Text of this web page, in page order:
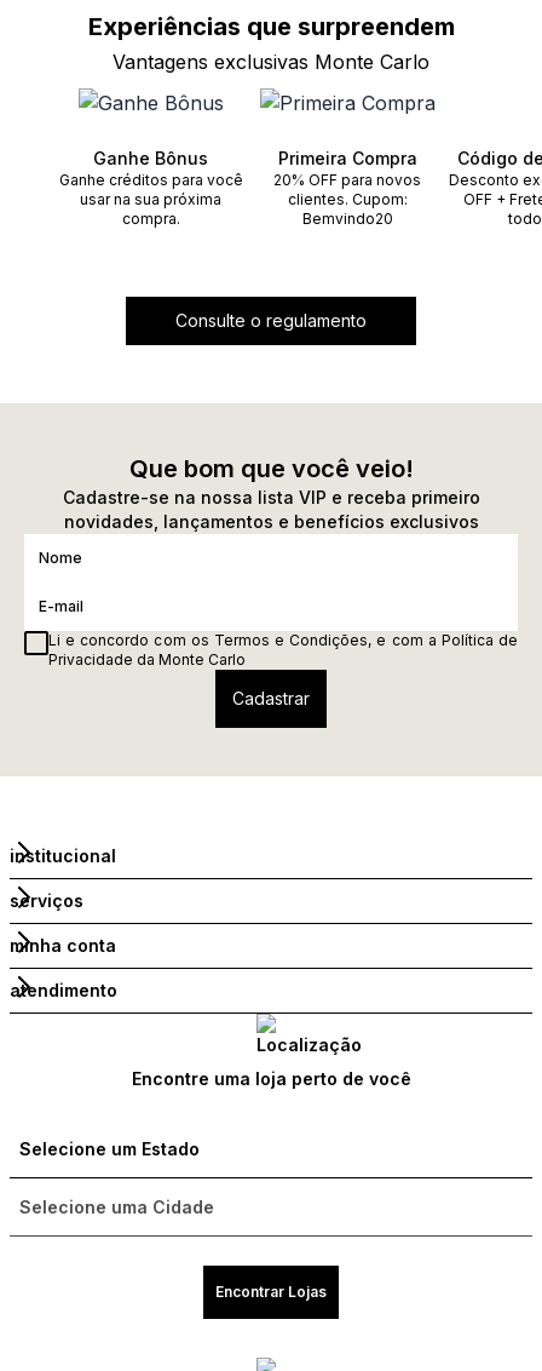
Experiências que surpreendem
Vantagens exclusivas Monte Carlo
Ganhe Bônus
Ganhe créditos para você
usar na sua próxima
compra.
Primeira Compra
20% OFF para novos
clientes. Cupom:
Bemvindo20
Código
Desconto
OFF +
Consulte o regulamento
Que bom que você veio!
Cadastre-se na nossa lista VIP e receba primeiro
novidades, lançamentos e benefícios exclusivos
Li e concordo com os Termos e Condições, e com a Política de
Privacidade da Monte Carlo
institucional
serviços
minha conta
atendimento
Encontre uma loja perto de você
Encontrar Lojas